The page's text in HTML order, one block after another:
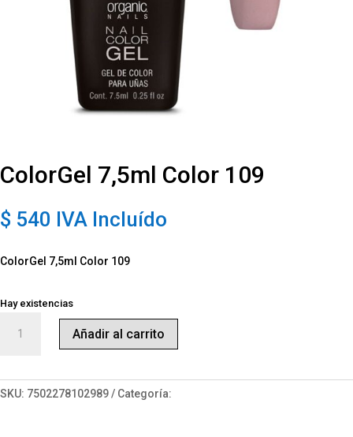
ColorGel 7,5ml Color 109
$ 540 IVA Incluído
ColorGel 7,5ml Color 109
Hay existencias
7,5ml
cantidad
Añadir al carrito
SKU: 7502278102989 Categoría: